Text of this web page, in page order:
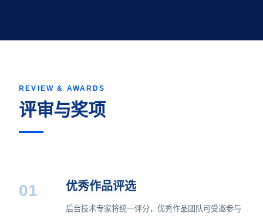
REVIEW & AWARDS
评审与奖项
01 优秀作品评选
后台技术专家将统一评分，优秀作品团队可受邀参与